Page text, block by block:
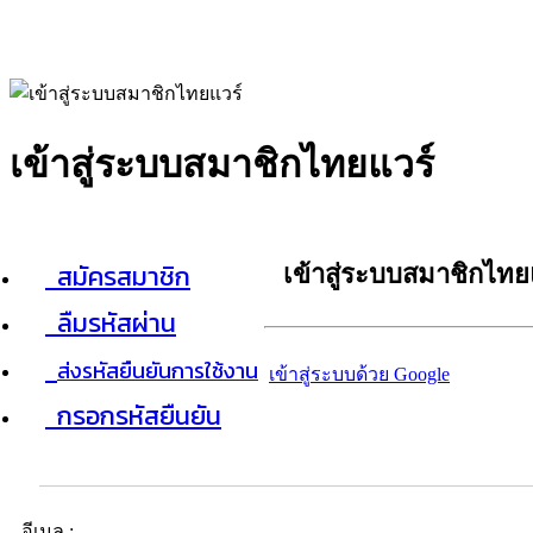
เข้าสู่ระบบสมาชิกไทยแวร์
สมัครสมาชิก
ลืมรหัสผ่าน
ส่งรหัสยืนยันการใช้งาน
กรอกรหัสยืนยัน
เข้าสู่ระบบสมาชิกไท
เข้าสู่ระบบด้วย Google